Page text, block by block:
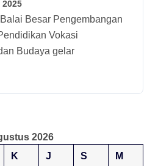
Standar
2025
Vokasi
Budaya gelar
2026
K J S M